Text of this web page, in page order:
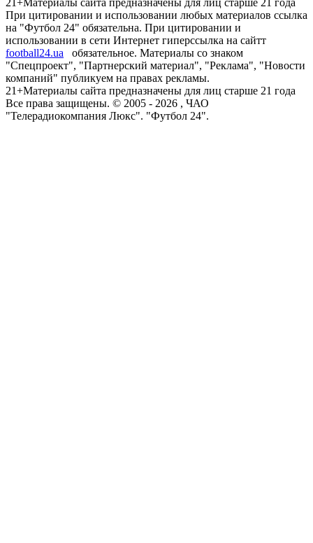
21+Материалы сайта предназначены для лиц старше 21 года
При цитировании и использовании любых материалов ссылка
на "Футбол 24" обязательна. При цитировании и
использовании в сети Интернет гиперссылка на сайтт
football24.ua
обязательное. Материалы со знаком
"Спецпроект", "Партнерский материал", "Реклама", "Новости
компаний" публикуем на правах рекламы.
21+Материалы сайта предназначены для лиц старше 21 года
Все права защищены. © 2005 - 2026 , ЧАО
"Телерадиокомпания Люкс". "Футбол 24".